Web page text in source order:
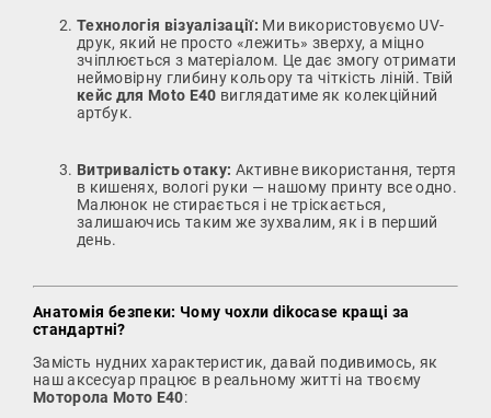
Технологія візуалізації: Ми використовуємо UV-
друк, який не просто «лежить» зверху, а міцно
зчіплюється з матеріалом. Це дає змогу отримати
неймовірну глибину кольору та чіткість ліній. Твій
кейс для Moto E40 виглядатиме як колекційний
артбук.
Витривалість отаку: Активне використання, тертя
в кишенях, вологі руки — нашому принту все одно.
Малюнок не стирається і не тріскається,
залишаючись таким же зухвалим, як і в перший
день.
Анатомія безпеки: Чому чохли dikocase кращі за
стандартні?
Замість нудних характеристик, давай подивимось, як
наш аксесуар працює в реальному житті на твоєму
Моторола Мото Е40: